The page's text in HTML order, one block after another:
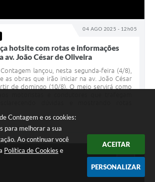
Contagem e os cookies:
para melhorar a sua
Ao continuar você
Política de Cookies e
ACEITAR
PERSONALIZAR
04 AGO 2025 - 12h05
hotsite com rotas e informações
av. João César de Oliveira
lançou, nesta segunda-feira (4/8),
as obras que irão iniciar na av. João César
de domingo (10/8). O meio servirá como
01